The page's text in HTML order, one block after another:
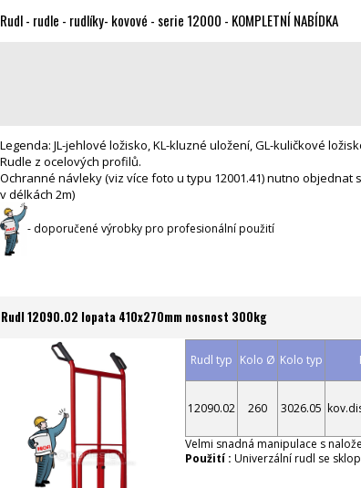
Rudl - rudle - rudlíky- kovové - serie 12000 - KOMPLETNÍ NABÍDKA
Legenda: JL-jehlové ložisko, KL-kluzné uložení, GL-kuličkové
Rudle z ocelových profilů.
Ochranné návleky (viz více foto u typu 12001.41) nutno objednat
v délkách 2m)
- doporučené výrobky pro profesionální použití
Rudl 12090.02 lopata 410x270mm nosnost 300kg
Rudl typ Kolo Ø Kolo typ
12090.02 260 3026.05
Velmi snadná manipulace s
Použití : Univerzální rudl se